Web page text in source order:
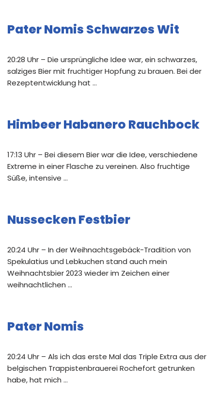
Pater Nomis Schwarzes Wit
20:28 Uhr – Die ursprüngliche Idee war, ein schwarzes,
salziges Bier mit fruchtiger Hopfung zu brauen. Bei der
Rezeptentwicklung hat …
Himbeer Habanero Rauchbock
17:13 Uhr – Bei diesem Bier war die Idee, verschiedene
Extreme in einer Flasche zu vereinen. Also fruchtige
Süße, intensive …
Nussecken Festbier
20:24 Uhr – In der Weihnachtsgebäck-Tradition von
Spekulatius und Lebkuchen stand auch mein
Weihnachtsbier 2023 wieder im Zeichen einer
weihnachtlichen …
Pater Nomis
20:24 Uhr – Als ich das erste Mal das Triple Extra aus der
belgischen Trappistenbrauerei Rochefort getrunken
habe, hat mich …